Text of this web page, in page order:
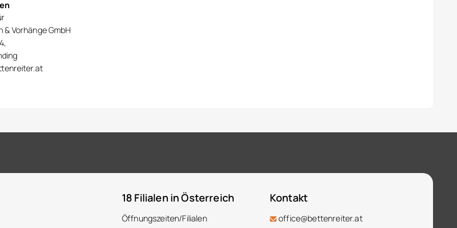
Vorhänge GmbH
18 Filialen in Österreich
Öffnungszeiten/Filialen
Kontakt
office@bettenreiter.at